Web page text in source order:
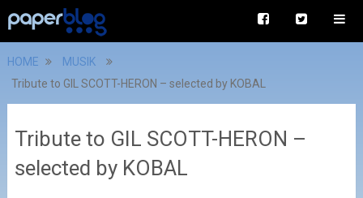
HOME
MUSIK
Tribute to GIL SCOTT-HERON – selected by KOBAL
Tribute to GIL SCOTT-HERON –
selected by KOBAL